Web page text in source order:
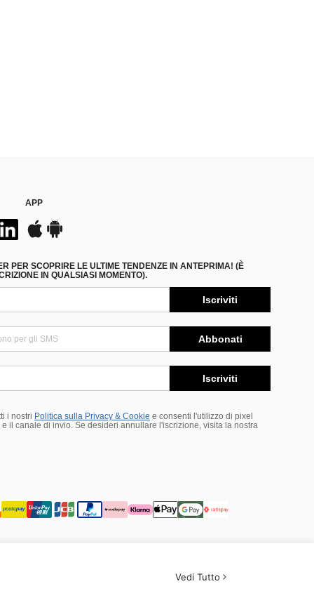
APP
PER SCOPRIRE LE ULTIME TENDENZE IN ANTEPRIMA! (È
IN QUALSIASI MOMENTO).
Iscriviti
Abbonati
Iscriviti
i nostri Politica sulla Privacy & Cookie e consenti l'utilizzo di pixel
il canale di invio. Se desideri annullare l'iscrizione, visita la nostra
Vedi Tutto